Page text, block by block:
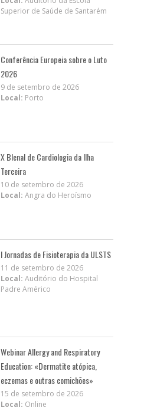
Superior de Saúde de Santarém
Conferência Europeia sobre o Luto
2026
9 de setembro de 2026
Local: Porto
X BIenal de Cardiologia da Ilha
Terceira
10 de setembro de 2026
Local: Angra do Heroísmo
I Jornadas de Fisioterapia da ULSTS
11 de setembro de 2026
Local: Auditório do Hospital
Padre Américo
Webinar Allergy and Respiratory
Education: «Dermatite atópica,
eczemas e outras comichões»
15 de setembro de 2026
Local: Online